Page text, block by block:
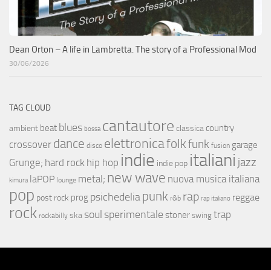
Dean Orton – A life in Lambretta. The story of a Professional Mod
30/06/2026
TAG CLOUD
ambient beat blues bossa cantautore classica country
crossover dance disco elettronicafolkfunk fusion garage
Grunge; hard rock hip hop indie indie pop italiani jazz
kimura laPOP lounge metal; new wave nuova musica italiana
pop post rock prog psichedeliapunk r&b rap rap italiano reggae
rock rockabilly ska soul sperimentale stoner swing trap